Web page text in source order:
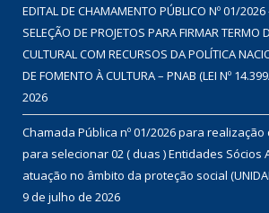
EDITAL DE CHAMAMENTO PÚBLICO Nº 01/
SELEÇÃO DE PROJETOS PARA FIRMAR TERMO
CULTURAL COM RECURSOS DA POLÍTICA
DE FOMENTO À CULTURA – PNAB (LEI Nº
2026
Chamada Pública nº 01/2026 para
para selecionar 02 ( duas ) Entidades Sócios
atuação no âmbito da proteção social
9 de julho de 2026